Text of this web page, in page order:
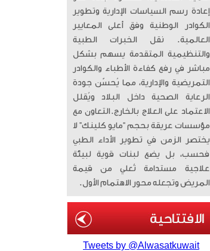
إعادة رسم السياسات الإدارية وتطوير
الكوادر الوطنية وفق أعلى المعايير
العالمية. ​ نقل الخبرات الطبية
والتنظيمية المتقدمة يسهم بشكل
مباشر في رفع كفاءة الأطباء والكوادر
التمريضية والإدارية، مما يُحسّن جودة
الرعاية الصحية داخل البلاد ويُقلل
الاعتماد على العلاج بالخارج. ​التعاون مع
مؤسسات عريقة بحجم “مايو كلينك” لا
يختصر الزمن في تطوير الأداء الطبي
فحسب، بل يضع لبنات قوية لبيئة
علاجية مستدامة تُعلي من قيمة
المريض وتجعله محور الاهتمام الأول.
Tweets by @Alwasatkuwait